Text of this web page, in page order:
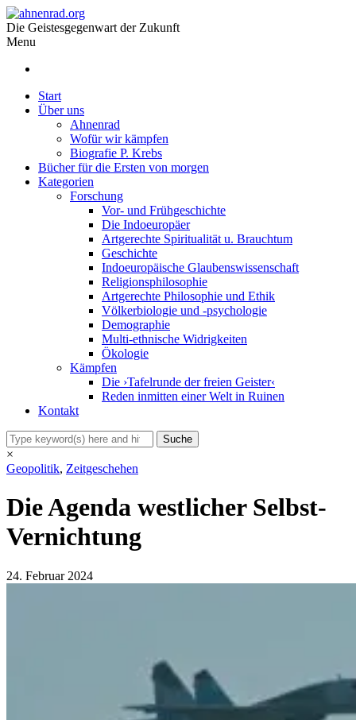
Die Geistesgegenwart der Zukunft
Menu
Start
Über uns
Ahnenrad
Wofür wir kämpfen
Biografie P. Krebs
Bücher für die Ersten von morgen
Kategorien
Forschung
Vor- und Frühgeschichte
Die Indoeuropäer
Artgerechte Spiritualität u. Brauchtum
Geschichte
Indoeuropäische Glaubenswissenschaft
Religionsphilosophie
Artgerechte Philosophie und Ethik
Völkerbiologie und -psychologie
Demographie
Multi-ethnische Widrigkeiten
Ökologie
Kämpfen
Die ›Tafelrunde der freien Geister‹
Reden inmitten einer Welt in Ruinen
Kontakt
×
Geopolitik, Zeitgeschehen
Die Agenda westlicher Selbst-
Vernichtung
24. Februar 2024